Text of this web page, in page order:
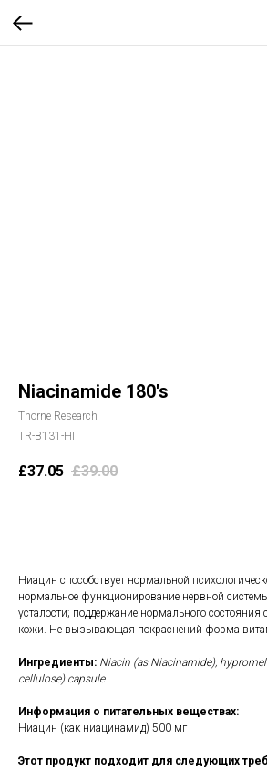
Niacinamide 180's
Thorne Research
TR-B131-HI
£37.05 £39.00
Ниацин способствует нормальной
нормальное функционирование нервной
усталости; поддержание нормального состояния
кожи. Не вызывающая покраснений форма
Ингредиенты: Niacin (as Niacinamide),
cellulose) capsule
Информация о питательных веществах:
Ниацин (как ниацинамид) 500 мг
Этот продукт подходит для следующих